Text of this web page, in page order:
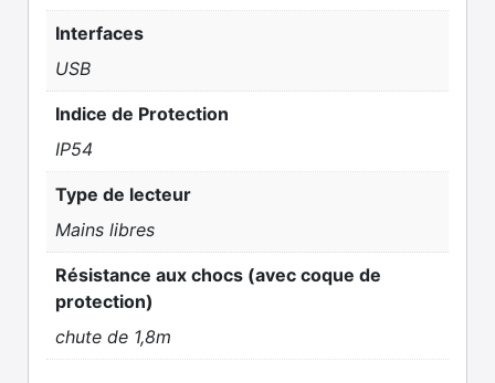
Interfaces
USB
Indice de Protection
IP54
Type de lecteur
Mains libres
Résistance aux chocs (avec coque de
protection)
chute de 1,8m